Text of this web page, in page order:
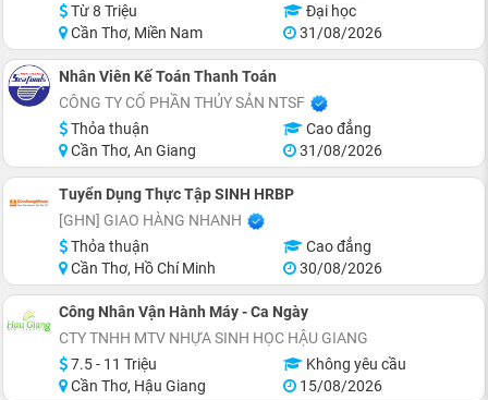
Từ 8 Triệu
Đại học
Cần Thơ, Miền Nam
31/08/2026
Nhân Viên Kế Toán Thanh Toán
CÔNG TY CỔ PHẦN THỦY SẢN NTSF
Thỏa thuận
Cao đẳng
Cần Thơ, An Giang
31/08/2026
Tuyển Dụng Thực Tập SINH HRBP
[GHN] GIAO HÀNG NHANH
Thỏa thuận
Cao đẳng
Cần Thơ, Hồ Chí Minh
30/08/2026
Công Nhân Vận Hành Máy - Ca Ngày
CTY TNHH MTV NHỰA SINH HỌC HẬU GIANG
7.5 - 11 Triệu
Không yêu cầu
Cần Thơ, Hậu Giang
15/08/2026